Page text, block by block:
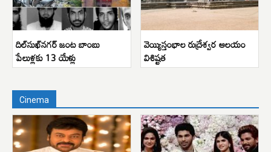
దిల్‌సుఖ్‌నగర్ జంట బాంబు
పేలుళ్లకు 13 యేళ్లు
వెయ్యిస్తంభాల రుద్రేశ్వర ఆలయం
విశిష్టత
Cinema